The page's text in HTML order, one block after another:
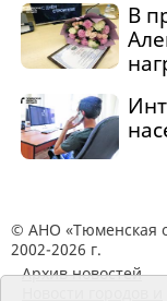
В
© АНО «Тюменская
2002-2026 г.
Архив новостей